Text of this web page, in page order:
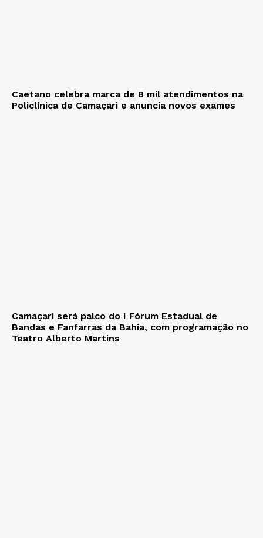
Caetano celebra marca de 8 mil atendimentos na
Policlínica de Camaçari e anuncia novos exames
Camaçari será palco do I Fórum Estadual de
Bandas e Fanfarras da Bahia, com programação no
Teatro Alberto Martins